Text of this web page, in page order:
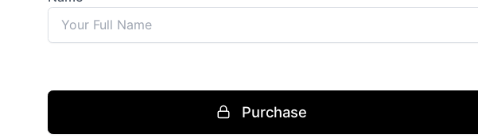
Purchase
Press enter to purchase